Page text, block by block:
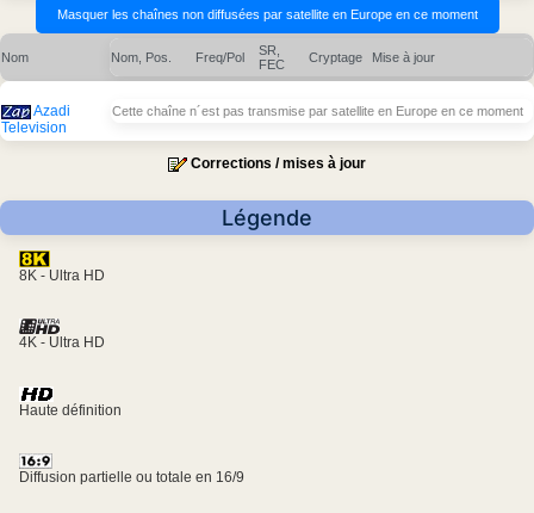
Nom Nom, Pos. Freq/Pol
SR,
FEC
Cryptage Mise à jour
Azadi
Television
Cette chaîne n´est pas transmise par satellite en Europe en ce moment
Corrections / mises à jour
Légende
8K - Ultra HD
4K - Ultra HD
Haute définition
Diffusion partielle ou totale en 16/9